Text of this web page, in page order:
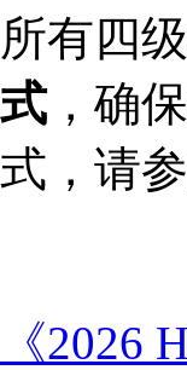
所有四
式，确
式，请
《2026